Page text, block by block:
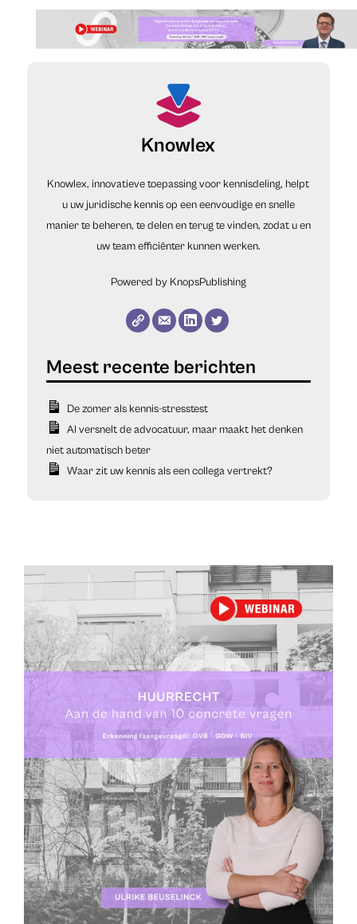
Knowlex
Knowlex, innovatieve toepassing voor kennisdeling, helpt
u uw juridische kennis op een eenvoudige en snelle
manier te beheren, te delen en terug te vinden, zodat u en
uw team efficiënter kunnen werken.
Powered by KnopsPublishing
De zomer als kennis-stresstest
AI versnelt de advocatuur, maar maakt het denken
niet automatisch beter
Waar zit uw kennis als een collega vertrekt?